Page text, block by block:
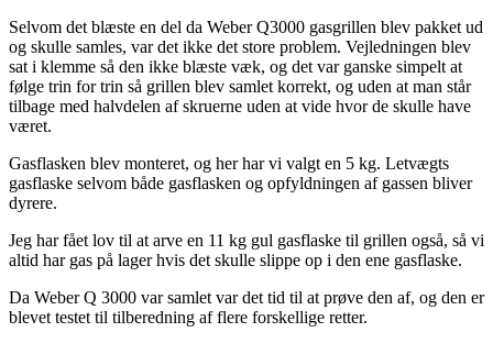
Selvom det blæste en del da Weber Q3000 gasgrillen blev pakket ud
og skulle samles, var det ikke det store problem. Vejledningen blev
sat i klemme så den ikke blæste væk, og det var ganske simpelt at
følge trin for trin så grillen blev samlet korrekt, og uden at man står
tilbage med halvdelen af skruerne uden at vide hvor de skulle have
været.
Gasflasken blev monteret, og her har vi valgt en 5 kg. Letvægts
gasflaske selvom både gasflasken og opfyldningen af gassen bliver
dyrere.
Jeg har fået lov til at arve en 11 kg gul gasflaske til grillen også, så vi
altid har gas på lager hvis det skulle slippe op i den ene gasflaske.
Da Weber Q 3000 var samlet var det tid til at prøve den af, og den er
blevet testet til tilberedning af flere forskellige retter.